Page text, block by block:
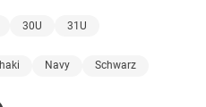
30U
31U
Navy
Schwarz